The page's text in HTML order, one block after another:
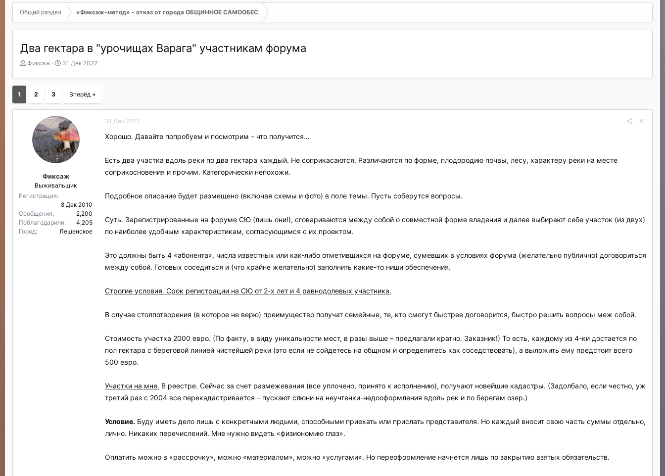
Общий раздел «Фиксаж-метод» - отказ от города ОБЩИННОЕ САМООБЕС
Два гектара в "урочищах Варага" участникам форума
А
т
Фиксаж
Д
т
ч
а
л
а
31 Дек 2022
1 2 3 Вперёд
Фиксаж
Выживальщик
Регистрация
8 Дек 2010
Сообщения
2,200
Поблагодарили
4,205
Город
Лешенское
31 Дек 2022 #1
Хорошо. Давайте попробуем и посмотрим – что получится…
Есть два участка вдоль реки по два гектара каждый. Не соприкасаются. Различаются по форме, плодородию почвы, лесу, характеру реки на месте
соприкосновения и прочим. Категорически непохожи.
Подробное описание будет размещено (включая схемы и фото) в поле темы. Пусть соберутся вопросы.
Суть. Зарегистрированные на форуме СЮ (лишь они!), сговариваются между собой о совместной форме владения и далее выбирают себе участок (из двух)
по наиболее удобным характеристикам, согласующимся с их проектом.
Это должны быть 4 «абонента», числа известных или как-либо отметившихся на форуме, сумевших в условиях форума (желательно публично) договориться
между собой. Готовых соседиться и (что крайне желательно) заполнить какие-то ниши обеспечения.
Строгие условия. Срок регистрации на СЮ от 2-х лет и 4 равнодолевых участника.
В случае столпотворения (в которое не верю) преимущество получат семейные, те, кто смогут быстрее договорится, быстро решить вопросы меж собой.
Стоимость участка 2000 евро. (По факту, в виду уникальности мест, в разы выше – предлагали кратно. Заказник!) То есть, каждому из 4-ки достается по
пол гектара с береговой линией чистейшей реки (это если не сойдетесь на общном и определитесь как соседствовать), а выложить ему предстоит всего
500 евро.
Участки на мне. В реестре. Сейчас за счет размежевания (все уплочено, принято к исполнению), получают новейшие кадастры. (Задолбало, если честно, уж
третий раз с 2004 все перекадастривается – пускают слюни на неучтенки-недооформления вдоль рек и по берегам озер.)
Условие. Буду иметь дело лишь с конкретными людьми, способными приехать или прислать представителя. Но каждый вносит свою часть суммы отдельно,
лично. Никаких перечислений. Мне нужно видеть «физиономию глаз».
Оплатить можно в «рассрочку», можно «материалом», можно «услугами». Но переоформление начнется лишь по закрытию взятых обязательств.